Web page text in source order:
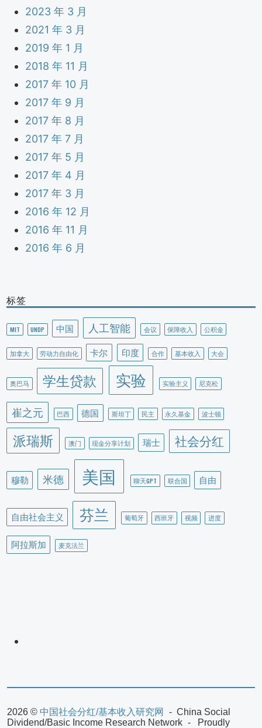
2023 年 3 月
2021 年 3 月
2019 年 1 月
2018 年 11 月
2017 年 10 月
2017 年 9 月
2017 年 8 月
2017 年 7 月
2017 年 5 月
2017 年 4 月
2017 年 3 月
2016 年 12 月
2016 年 11 月
2016 年 6 月
标签
MIT UNDP 中国 人工智能 会议 保障收入 公积金
加拿大 劳动力自由化 卡尔 印度 合作 基本收入 大会
奥巴马 学生贷款 实验 实验主义 尼克松
崔之元 巴西 德国 斯坦丁 民主 永久基金 波士顿
派瑞斯 澳门 现金分享计划 瑞士 社会分红
穆勒 米德 美国 聊天GPT 联合国 自由
自由社会主义 芬兰 葡萄牙 西班牙 视频 进度
阿拉斯加 麦克法兰
2026 © 中国社会分红/基本收入研究网
China Social
Dividend/Basic Income Research Network
Proudly